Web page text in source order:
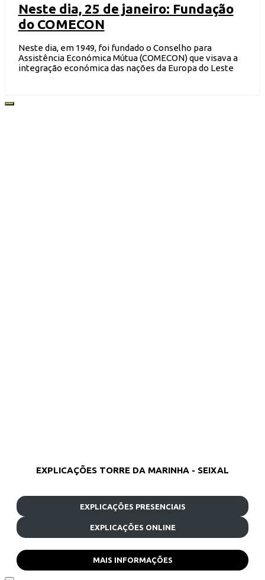
Neste dia, 25 de janeiro: Fundação
do COMECON
Neste dia, em 1949, foi fundado o Conselho para
Assistência Económica Mútua (COMECON) que visava a
integração económica das nações da Europa do Leste
EXPLICAÇÕES TORRE DA MARINHA - SEIXAL
EXPLICAÇÕES PRESENCIAIS
EXPLICAÇÕES ONLINE
MAIS INFORMAÇÕES